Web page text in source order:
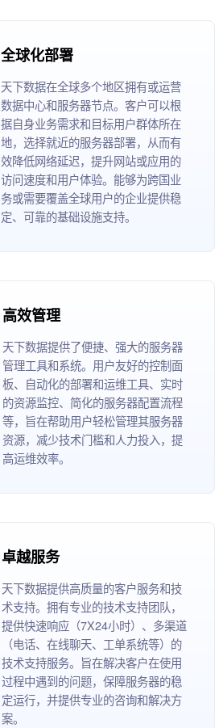
全球化部署
天下数据在全球多个地区拥有或运营
数据中心和服务器节点。客户可以根
据自身业务需求和目标用户群体所在
地，选择就近的服务器部署，从而有
效降低网络延迟，提升网站或应用的
访问速度和用户体验。能够为跨国业
务或需要覆盖全球用户的企业提供稳
定、可靠的基础设施支持。
高效管理
天下数据提供了便捷、强大的服务器
管理工具和系统。用户友好的控制面
板、自动化的部署和运维工具、实时
的资源监控、简化的服务器配置流程
等，旨在帮助用户轻松管理其服务器
资源，减少技术门槛和人力投入，提
高运维效率。
卓越服务
天下数据提供高质量的客户服务和技
术支持。拥有专业的技术支持团队，
提供快速响应（7X24小时）、多渠道
（电话、在线聊天、工单系统等）的
技术支持服务。旨在解决客户在使用
过程中遇到的问题，保障服务器的稳
定运行，并提供专业的咨询和解决方
案。